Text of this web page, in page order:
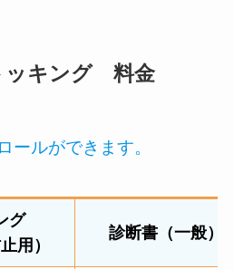
ッキング 料金
ールができます。
グ
用）
診断書（一般）